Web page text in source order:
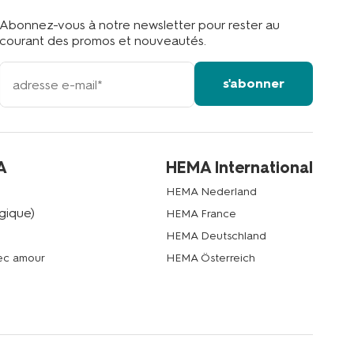
Abonnez-vous à notre newsletter pour rester au
courant des promos et nouveautés.
votre
adresse
s'abonner
amour
HEMA International
HEMA Nederland
HEMA France
HEMA Deutschland
HEMA Österreich